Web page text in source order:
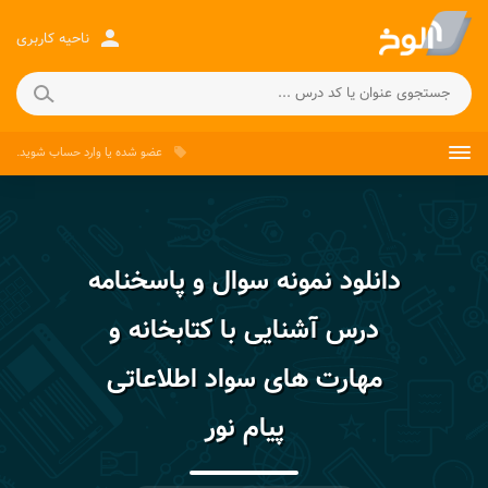
person ناحیه کاربری
local_offer عضو شده یاوارد حساب شوید.
دانلود نمونه سوال و پاسخنامه
درس آشنایی با کتابخانه و
مهارت های سواد اطلاعاتی
پیام نور